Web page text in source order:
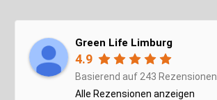
Green Life Limburg
4.9
Basierend auf 243 Rezensionen
Alle Rezensionen anzeigen